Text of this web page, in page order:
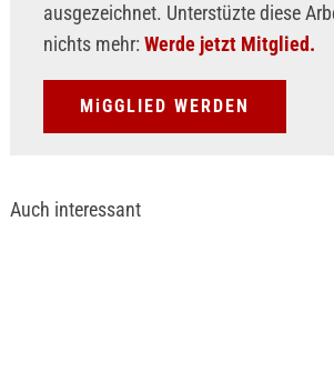
ausgezeichnet. Unterstüzte diese
nichts mehr: Werde jetzt Mitglied.
MiGGLIED WERDEN
Auch interessant